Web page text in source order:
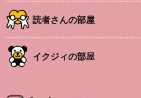
読者さんの部屋
イクジィの部屋